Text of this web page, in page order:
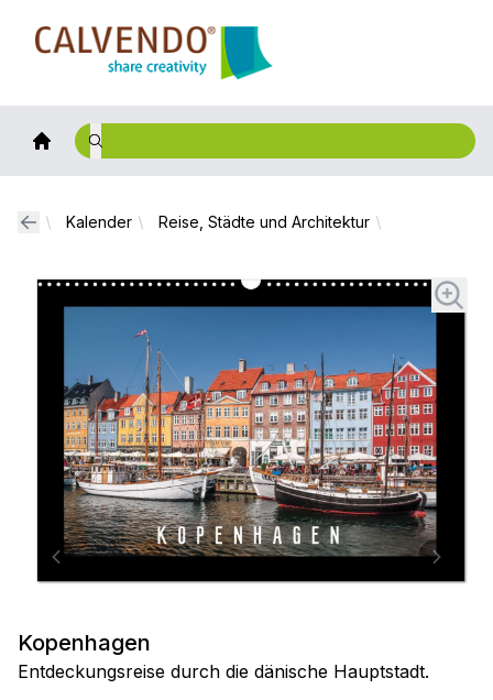
Calvendo
Kalender Reise, Städte und Architektur
Kopenhagen
Entdeckungsreise durch die dänische Hauptstadt.